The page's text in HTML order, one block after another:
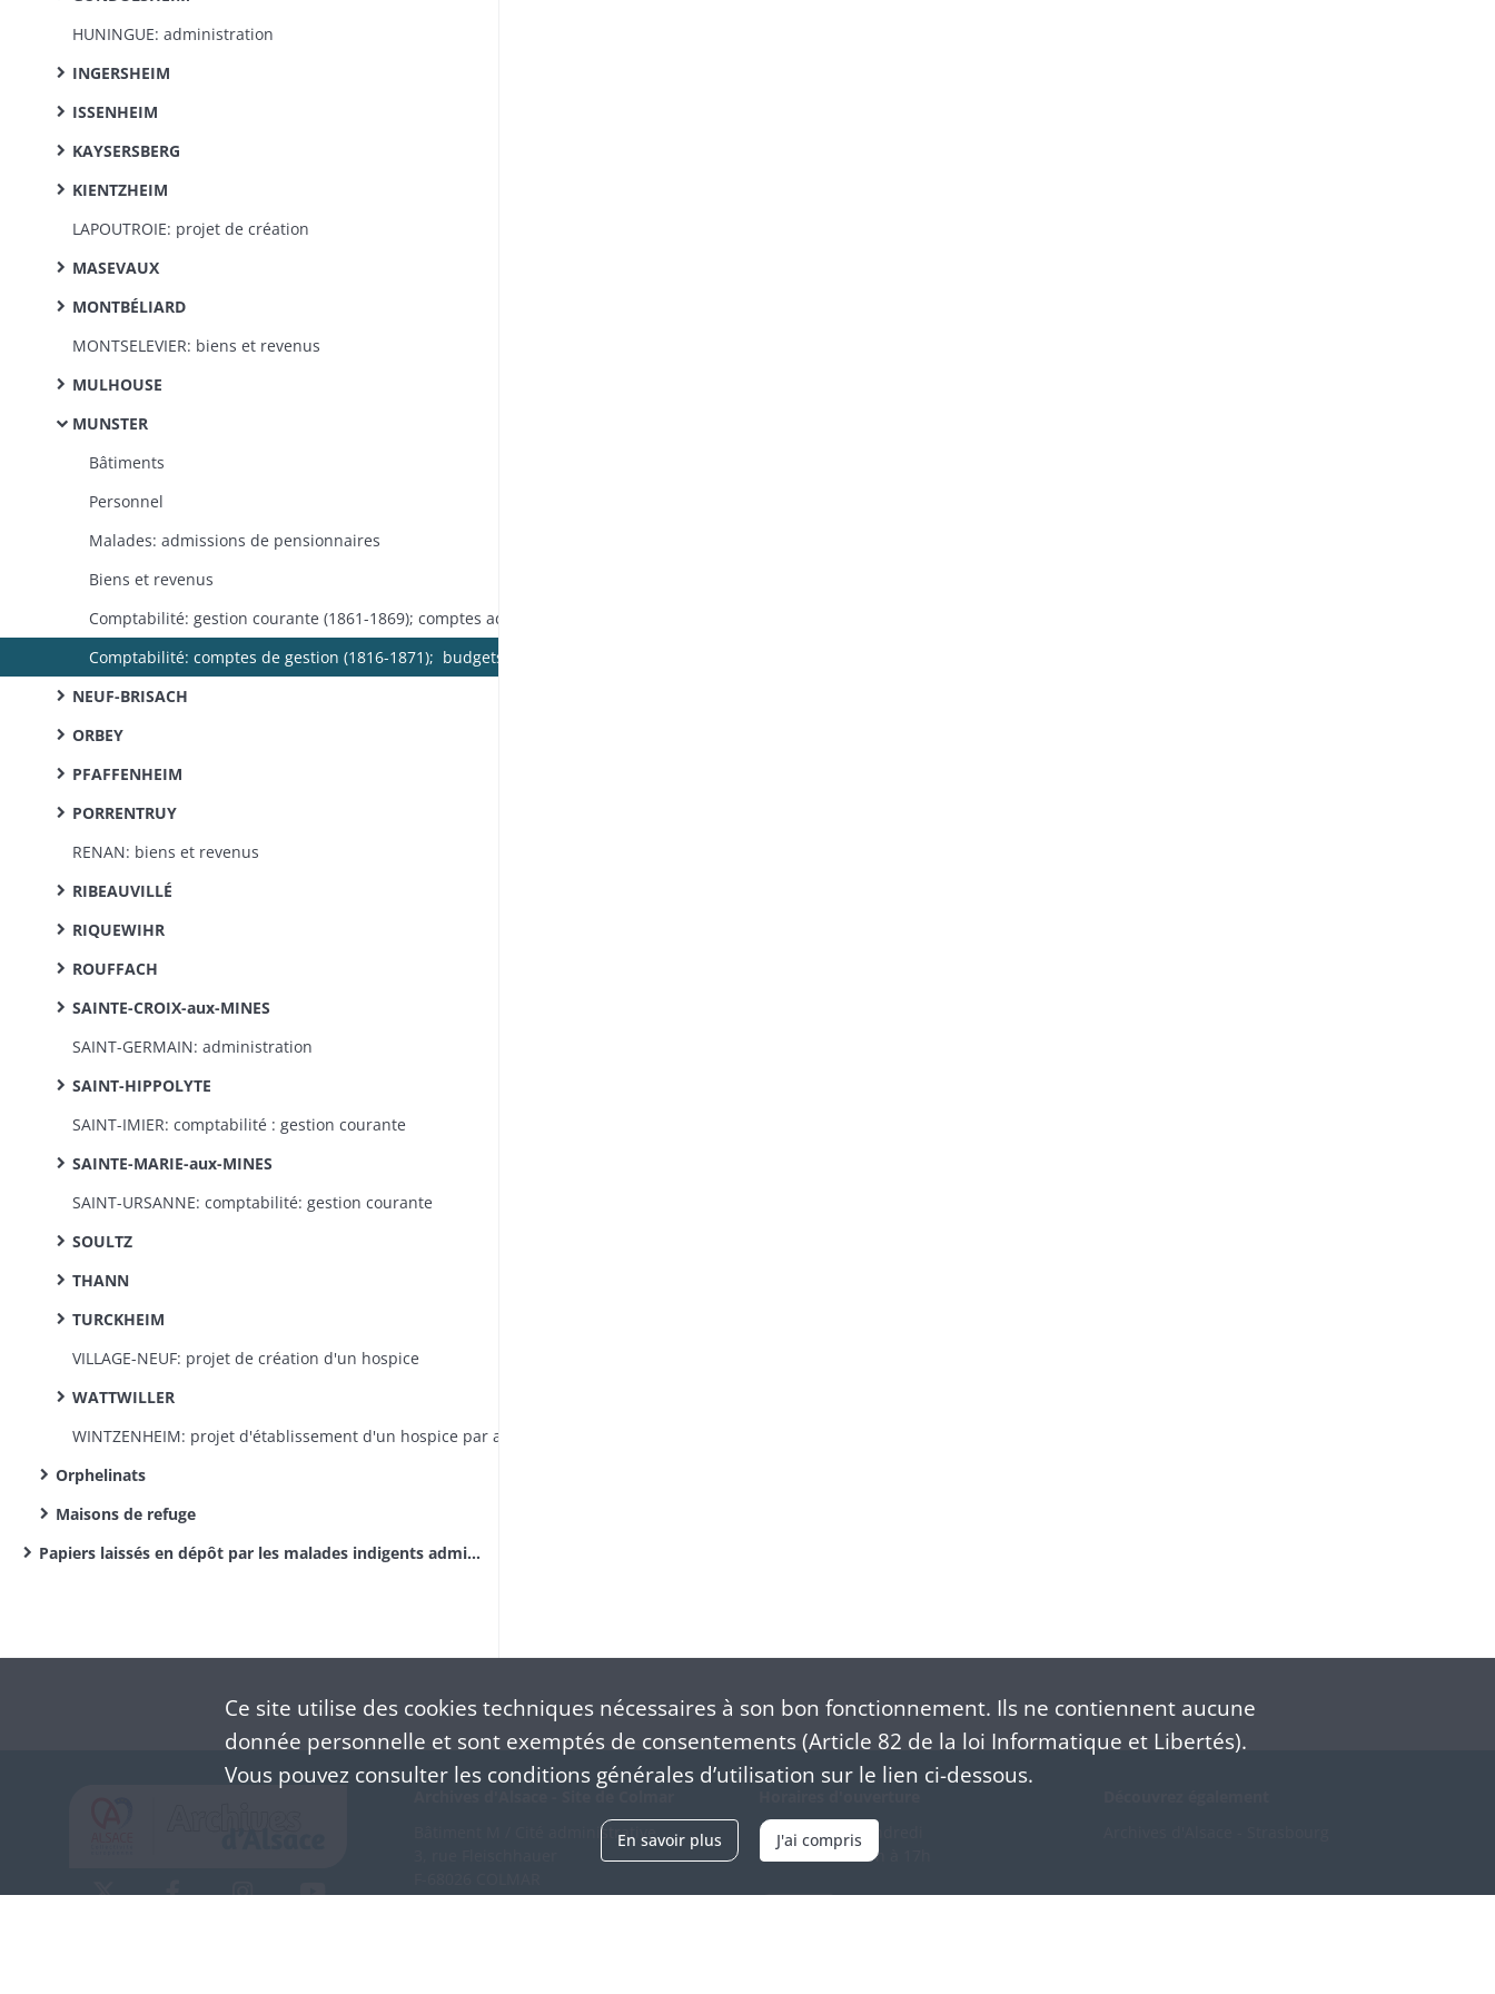
HUNINGUE: administration
INGERSHEIM
ISSENHEIM
KAYSERSBERG
KIENTZHEIM
LAPOUTROIE: projet de création
MASEVAUX
MONTBÉLIARD
MONTSELEVIER: biens et revenus
MULHOUSE
MUNSTER
Bâtiments
Personnel
Malades: admissions de pensionnaires
Biens et revenus
NEUF-BRISACH
ORBEY
PFAFFENHEIM
PORRENTRUY
RENAN: biens et revenus
RIBEAUVILLÉ
RIQUEWIHR
ROUFFACH
SAINTE-CROIX-aux-MINES
SAINT-GERMAIN: administration
SAINT-HIPPOLYTE
SAINT-IMIER: comptabilité : gestion courante
SAINTE-MARIE-aux-MINES
SAINT-URSANNE: comptabilité: gestion courante
SOULTZ
THANN
TURCKHEIM
VILLAGE-NEUF: projet de création d'un hospice
WATTWILLER
Orphelinats
Maisons de refuge
Papiers laissés en dépôt par les malades indigents admis à l’hôpital de Colmar
Bâtiment M / Cité administrative
(+33) 3 89 21 97 00
Du mardi au vendredi
en continu de 9h à 17h
Ce site utilise des cookiestechniques nécessaires à son bon fonctionnement. Ils ne contiennent aucune
donnée personnelle et sont exemptés de consentements (Article 82 de la loi Informatique et Libertés).
Vous pouvez consulter les conditions générales d’utilisation sur le lien ci-dessous.
En savoir plus J'ai compris